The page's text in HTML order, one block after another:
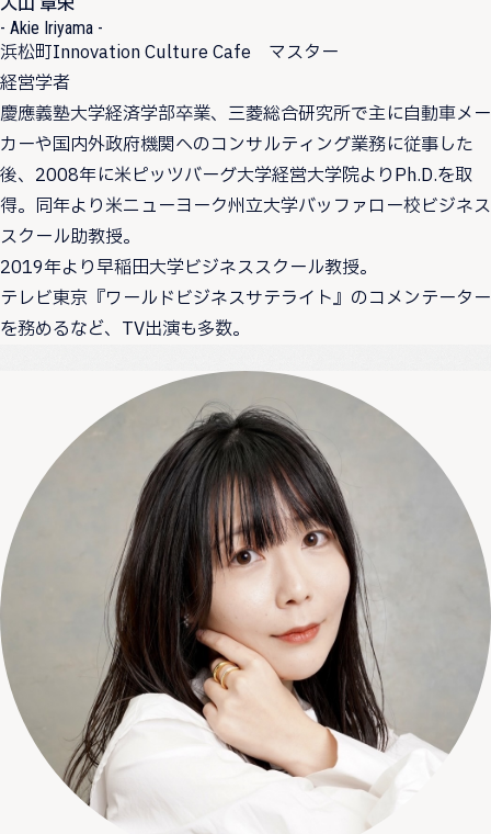
- Akie Iriyama -
浜松町Innovation Culture Cafe マスター
経営学者
慶應義塾大学経済学部卒業、三菱総合研究所で主に自動車メー
カーや国内外政府機関へのコンサルティング業務に従事した
後、2008年に米ピッツバーグ大学経営大学院よりPh.D.を取
得。同年より米ニューヨーク州立大学バッファロー校ビジネス
スクール助教授。
2019年より早稲田大学ビジネススクール教授。
テレビ東京『ワールドビジネスサテライト』のコメンテーター
を務めるなど、TV出演も多数。